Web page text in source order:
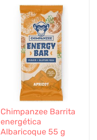
Chimpanzee Barrita
energética
Albaricoque 55 g